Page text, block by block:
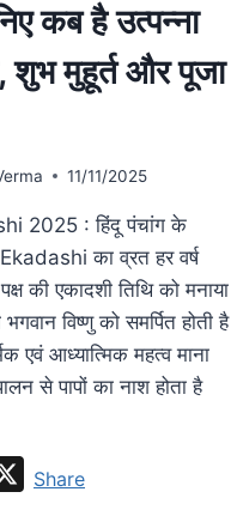
कब है उत्पन्ना
शुभ मुहूर्त और पूजा
11/11/2025
2025 : हिंदू पंचांग के
का व्रत हर वर्ष
की एकादशी तिथि को मनाया
विष्णु को समर्पित होती है
एवं आध्यात्मिक महत्व माना
से पापों का नाश होता है
XShare